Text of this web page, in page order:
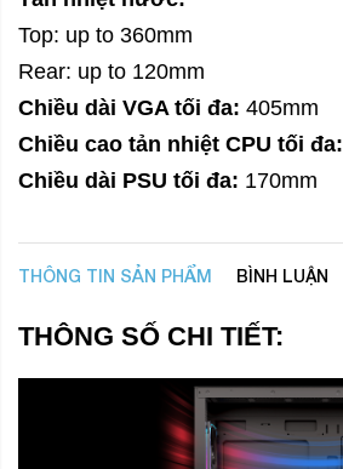
Top: up to 360mm
Rear: up to 120mm
Chiều dài VGA tối đa: 405mm
Chiều cao tản nhiệt CPU tối đa:
Chiều dài PSU tối đa: 170mm
THÔNG TIN SẢN PHẨM BÌNH LUẬN
THÔNG SỐ CHI TIẾT: